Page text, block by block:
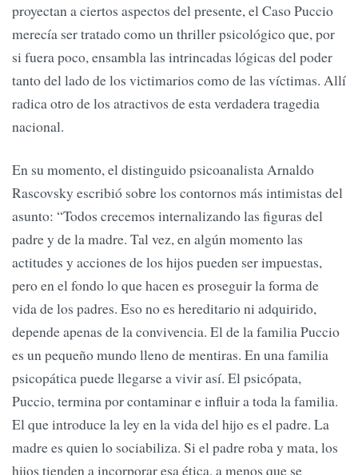
proyectan a ciertos aspectos del presente, el Caso Puccio
merecía ser tratado como un thriller psicológico que, por
si fuera poco, ensambla las intrincadas lógicas del poder
tanto del lado de los victimarios como de las víctimas. Allí
radica otro de los atractivos de esta verdadera tragedia
nacional.
En su momento, el distinguido psicoanalista Arnaldo
Rascovsky escribió sobre los contornos más intimistas del
asunto: “Todos crecemos internalizando las figuras del
padre y de la madre. Tal vez, en algún momento las
actitudes y acciones de los hijos pueden ser impuestas,
pero en el fondo lo que hacen es proseguir la forma de
vida de los padres. Eso no es hereditario ni adquirido,
depende apenas de la convivencia. El de la familia Puccio
es un pequeño mundo lleno de mentiras. En una familia
psicopática puede llegarse a vivir así. El psicópata,
Puccio, termina por contaminar e influir a toda la familia.
El que introduce la ley en la vida del hijo es el padre. La
madre es quien lo sociabiliza. Si el padre roba y mata, los
hijos tienden a incorporar esa ética, a menos que se